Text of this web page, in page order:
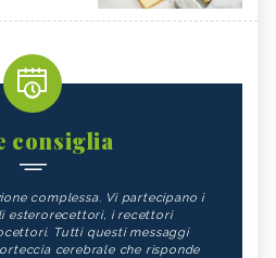
consiglia
complessa. Vi partecipano i
esterorecettori, i recettori
Tutti questi messaggi
cerebrale che risponde